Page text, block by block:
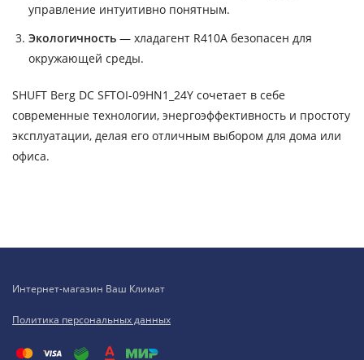
управление интуитивно понятным.
Экологичность — хладагент R410A безопасен для
окружающей среды.
SHUFT Berg DC SFTOI-09HN1_24Y сочетает в себе
современные технологии, энергоэффективность и простоту
эксплуатации, делая его отличным выбором для дома или
офиса.
Интернет-магазин Ваш Климат
Политика персональных данных